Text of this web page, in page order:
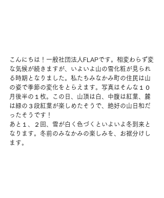
こんにちは！一般社団法人FLAPです。相変わらず変
な気候が続きますが、いよいよ山の雪化粧が見られ
る時期となりました。私たちみなかみ町の住民は山
の姿で季節の変化をとらえます。写真はそんな１０
月後半の１枚。この日、山頂は白、中腹は紅葉、麓
は緑の３段紅葉が楽しめたそうで、絶好の山日和だ
ったそうです！
あと１、２回、雪が白く色づくといよいよ冬到来と
なります。冬前のみなかみの楽しみを、お裾分けし
ます。